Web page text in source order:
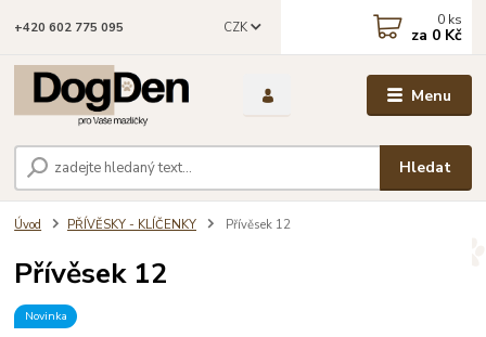
Menu
CZK
Hledat
+420 602 775 095 0 ks
za 0 Kč
Úvod PŘÍVĚSKY - KLÍČENKY Přívěsek 12
Přívěsek 12
Novinka